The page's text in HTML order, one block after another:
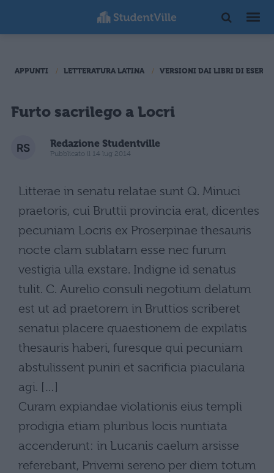
APPUNTI LETTERATURA LATINA VERSIONI DAI LIBRI DI
Furto sacrilego a Locri
Redazione Studentville
Pubblicato il 14 lug 2014
Litterae in senatu relatae sunt Q. Minuci
praetoris, cui Bruttii provincia erat, dicentes
pecuniam Locris ex Proserpinae thesauris
nocte clam sublatam esse nec furum
vestigia ulla exstare. Indigne id senatus
tulit. C. Aurelio consuli negotium delatum
est ut ad praetorem in Bruttios scriberet
senatui placere quaestionem de expilatis
thesauris haberi, furesque qui pecuniam
abstulissent puniri et sacrificia piacularia
agi. […]
Curam expiandae violationis eius templi
prodigia etiam pluribus locis nuntiata
accenderunt: in Lucanis caelum arsisse
referebant, Priverni sereno per diem totum